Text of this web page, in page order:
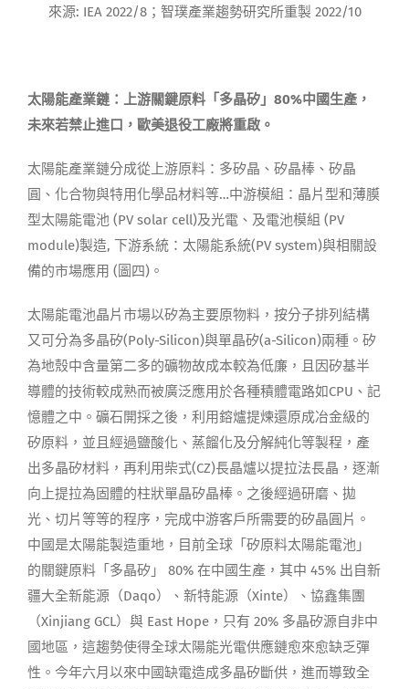
來源: IEA 2022/8；智璞產業趨勢研究所重製 2022/10
太陽能產業鏈：上游關鍵原料「多晶矽」 80%中國生產，
未來若禁止進口，歐美退役工廠將重啟。
太陽能產業鏈分成從上游原料：多矽晶、矽晶棒、矽晶
圓、化合物與特用化學品材料等…中游模組：晶片型和薄膜
型太陽能電池 (PV solar cell)及光電、及電池模組 (PV
module)製造, 下游系統：太陽能系統(PV system)與相關設
備的市場應用 (圖四)。
太陽能電池晶片市場以矽為主要原物料，按分子排列結構
又可分為多晶矽(Poly-Silicon)與單晶矽(a-Silicon)兩種。矽
為地殼中含量第二多的礦物故成本較為低廉，且因矽基半
導體的技術較成熟而被廣泛應用於各種積體電路如CPU、記
憶體之中。礦石開採之後，利用鎔爐提煉還原成冶金級的
矽原料，並且經過鹽酸化、蒸餾化及分解純化等製程，產
出多晶矽材料，再利用柴式(CZ)長晶爐以提拉法長晶，逐漸
向上提拉為固體的柱狀單晶矽晶棒。之後經過研磨、拋
光、切片等等的程序，完成中游客戶所需要的矽晶圓片。
中國是太陽能製造重地，目前全球「矽原料太陽能電池」
的關鍵原料「多晶矽」 80% 在中國生產，其中 45% 出自新
疆大全新能源（Daqo）、新特能源（Xinte）、協鑫集團
（Xinjiang GCL）與 East Hope，只有 20% 多晶矽源自非中
國地區，這趨勢使得全球太陽能光電供應鏈愈來愈缺乏彈
性。今年六月以來中國缺電造成多晶矽斷供，進而導致全